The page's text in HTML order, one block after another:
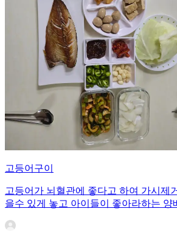
고등어구이
고등어가 뇌혈관에 좋다고 하여 가시제
을수 있게 놓고 아이들이 좋아라하는